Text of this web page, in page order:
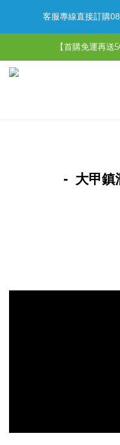
【限時特惠】
【限時特惠】超
【首購免運再
- 大甲鎮
客服專線直接訂購